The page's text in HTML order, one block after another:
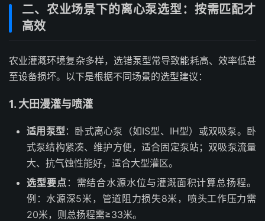
二、农业场景下的离心泵选型：按需匹配才
高效
农业灌溉环境复杂多样，选错泵型常导致能耗高、效率低甚
至设备损坏。以下是根据不同场景的选型建议：
1. 大田漫灌与喷灌
适用泵型：卧式离心泵（如IS型、IH型）或双吸泵。卧
式泵结构紧凑、维护方便，适合固定泵站；双吸泵流量
大、抗气蚀性能好，适合大型灌区。
选型要点 ：需结合水源水位与灌溉面积计算总扬程。
例：水源深5米，管道阻力损失8米，喷头工作压力需
20米，则总扬程需≥33米。